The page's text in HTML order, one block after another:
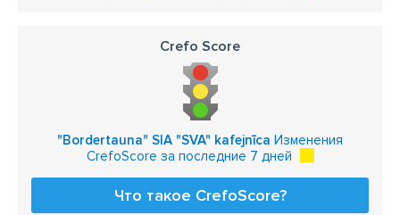
Crefo Score
"Bordertauna" SIA "SVA" kafejnīca Изменения
CrefoScore за последние 7 дней
Что такое CrefoScore?